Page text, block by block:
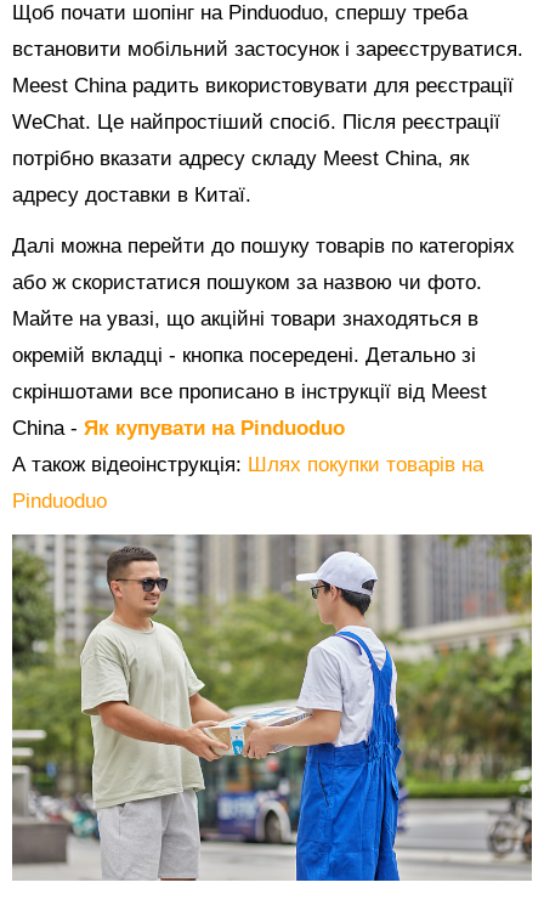
Щоб почати шопінг на Pinduoduo, спершу треба
встановити мобільний застосунок і зареєструватися.
Meest China радить використовувати для реєстрації
WeChat. Це найпростіший спосіб. Після реєстрації
потрібно вказати адресу складу Meest China, як
адресу доставки в Китаї.
Далі можна перейти до пошуку товарів по категоріях
або ж скористатися пошуком за назвою чи фото.
Майте на увазі, що акційні товари знаходяться в
окремій вкладці - кнопка посередені. Детально зі
скріншотами все прописано в інструкції від Meest
China - Як купувати на Pinduoduo
А також відеоінструкція: Шлях покупки товарів на
Pinduoduo